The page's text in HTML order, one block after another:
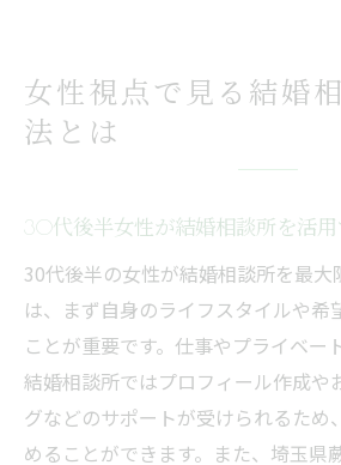
女性視点で見る結婚
法とは
30代後半女性が結婚相談所を活
30代後半の女性が結婚相談所を最
は、まず自身のライフスタイルや希
ことが重要です。仕事やプライベー
結婚相談所ではプロフィール作成や
グなどのサポートが受けられるため
めることができます。また、埼玉県